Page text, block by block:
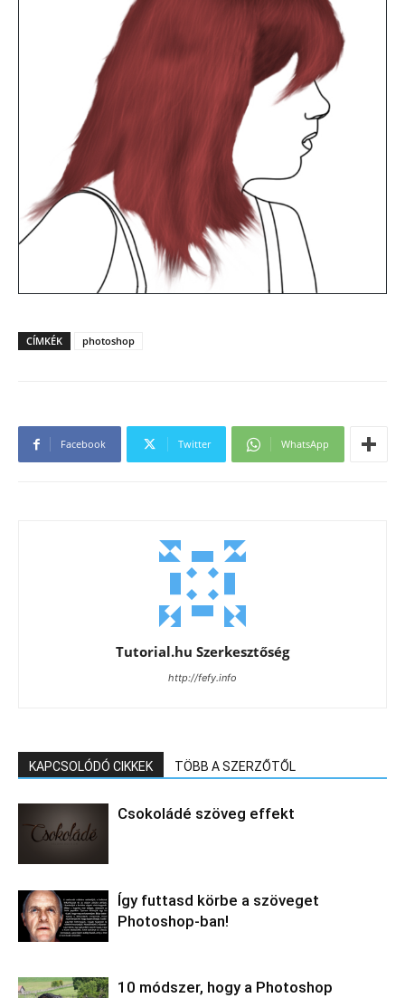
CÍMKÉK photoshop
Facebook Twitter WhatsApp
Tutorial.hu Szerkesztőség
http://fefy.info
KAPCSOLÓDÓ CIKKEK TÖBB A SZERZŐTŐL
Csokoládé szöveg effekt
Így futtasd körbe a szöveget
Photoshop-ban!
10 módszer, hogy a Photoshop